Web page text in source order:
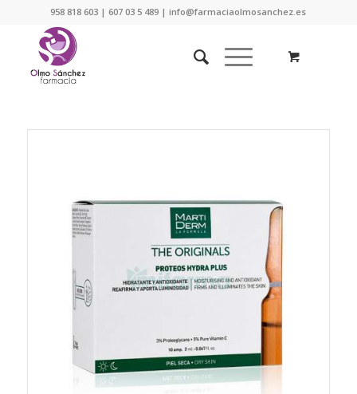
958 818 603 | 607 03 5 489 | info@farmaciaolmosanchez.es